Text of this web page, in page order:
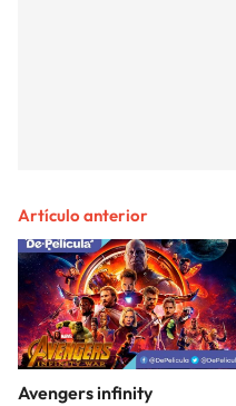
Artículo anterior
Avengers infinity